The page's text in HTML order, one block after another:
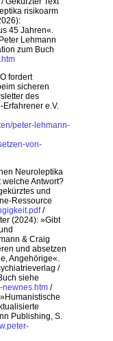
risikoarm
45 Jahren«.
Lehmann
zum Buch
fordert
sicheren
des
e.V.
peter-lehmann-
von-
Neuroleptika
Antwort?
und
Ressource
/
(2024): »Gibt
& Craig
und absetzen
Angehörige«.
/
siehe
newnes.htm /
Publishing, S.